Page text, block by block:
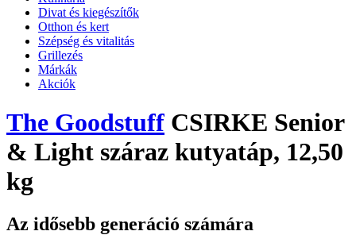
Divat és kiegészítők
Otthon és kert
Szépség és vitalitás
Grillezés
Márkák
Akciók
The Goodstuff CSIRKE Senior
& Light száraz kutyatáp, 12,50
kg
Az idősebb generáció számára